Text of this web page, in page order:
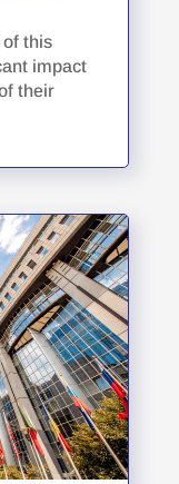
of this
impact
their